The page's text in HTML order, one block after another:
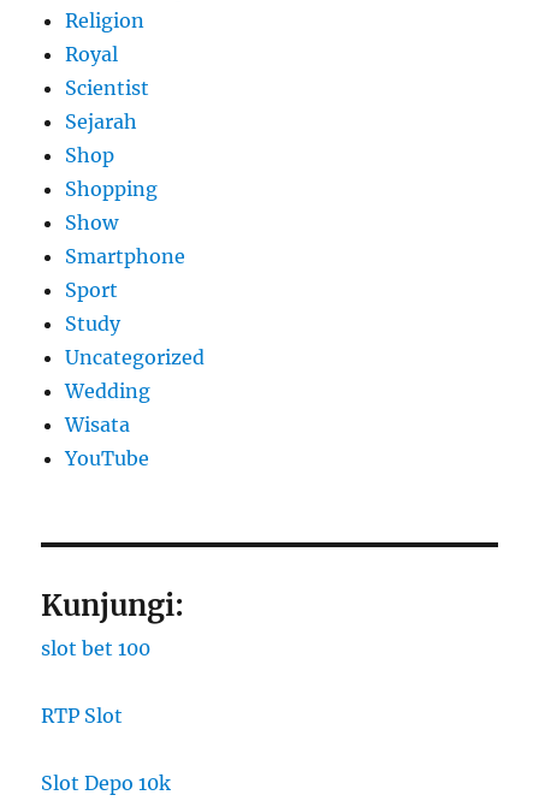
Religion
Royal
Scientist
Sejarah
Shop
Shopping
Show
Smartphone
Sport
Study
Uncategorized
Wedding
Wisata
YouTube
Kunjungi:
slot bet 100
RTP Slot
Slot Depo 10k